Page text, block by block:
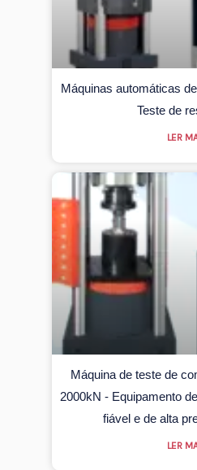
Máquinas automáticas
Teste de
LER
Máquina de teste de
2000kN - Equipamento
fiável e de alta
LER